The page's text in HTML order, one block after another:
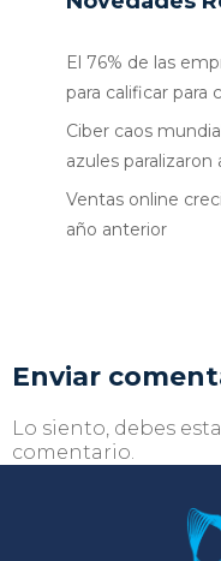
El 76% de las
para calificar para
Ciber caos
azules paralizaron
Ventas online
año anterior
Enviar
Lo siento, debes
comentario.